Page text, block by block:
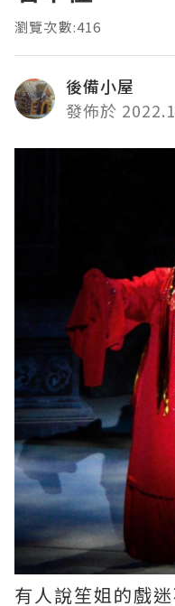
瀏覽次數:416
後備小屋
發佈於
有人說笙姐的戲